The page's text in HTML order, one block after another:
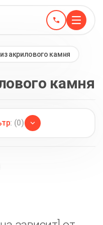
акрилового камня
камня
: (0)